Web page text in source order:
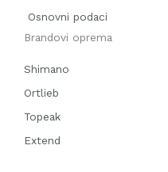
Osnovni podaci
Brandovi oprema
Shimano
Ortlieb
Topeak
Extend